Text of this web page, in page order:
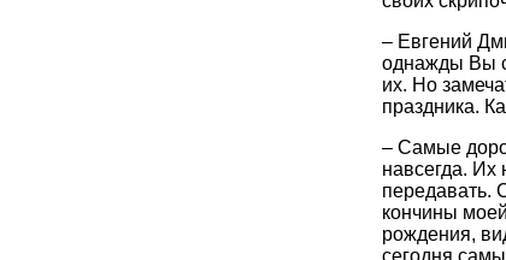
– Евгений
однажды Вы
их. Но
праздника.
– Самые
навсегда. Их
передавать.
кончины
рождения,
сегодня